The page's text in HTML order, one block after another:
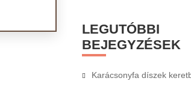
LEGUTÓBBI
BEJEGYZÉSEK
Karácsonyfa díszek